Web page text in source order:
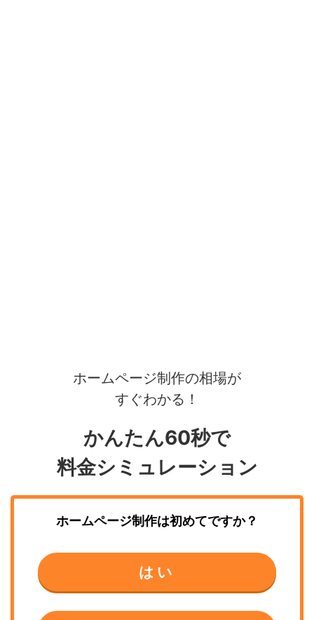
ホームページ制作の相場が
すぐわかる！
かんたん60秒で
料金シミュレーション
ホームページ制作は初めてですか？
はい